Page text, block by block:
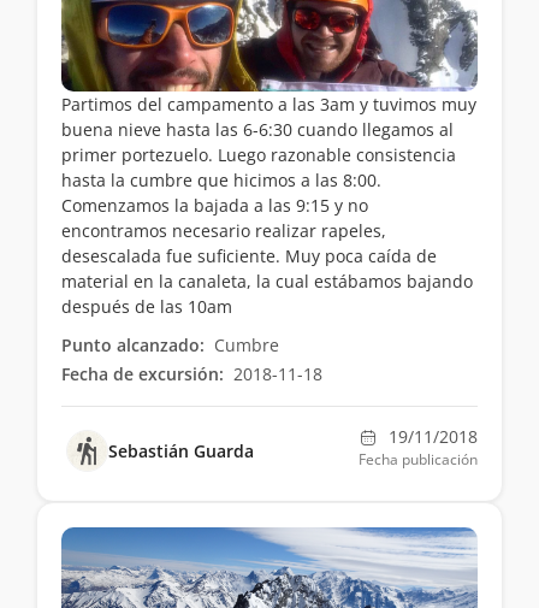
Partimos del campamento a las 3am y tuvimos muy
buena nieve hasta las 6-6:30 cuando llegamos al
primer portezuelo. Luego razonable consistencia
hasta la cumbre que hicimos a las 8:00.
Comenzamos la bajada a las 9:15 y no
encontramos necesario realizar rapeles,
desescalada fue suficiente. Muy poca caída de
material en la canaleta, la cual estábamos bajando
después de las 10am
Punto alcanzado: Cumbre
Fecha de excursión: 2018-11-18
Sebastián Guarda
19/11/2018
Fecha publicación